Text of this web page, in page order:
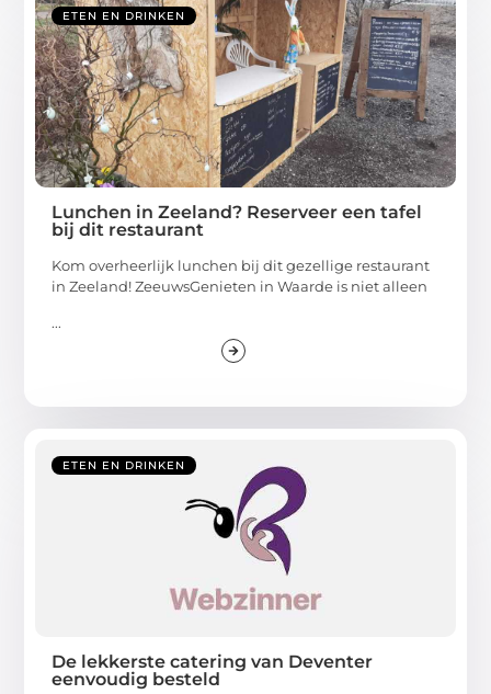
ETEN EN DRINKEN
Lunchen in Zeeland? Reserveer een tafel
bij dit restaurant
Kom overheerlijk lunchen bij dit gezellige restaurant
in Zeeland! ZeeuwsGenieten in Waarde is niet alleen
...
ETEN EN DRINKEN
De lekkerste catering van Deventer
eenvoudig besteld